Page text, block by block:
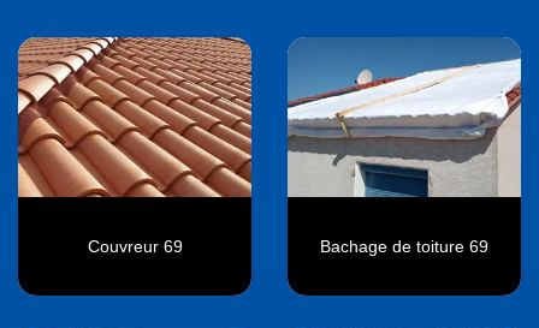
Couvreur 69 Bachage de toiture 69